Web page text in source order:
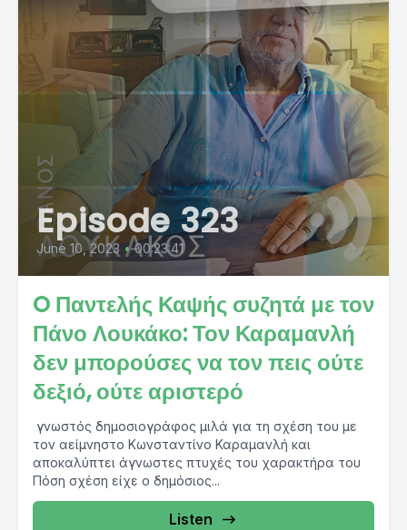
Episode 323
June 10, 2023 • 00:23:41
O Παντελής Καψής συζητά με τον
Πάνο Λουκάκο: Τον Καραμανλή
δεν μπορούσες να τον πεις ούτε
δεξιό, ούτε αριστερό
γνωστός δημοσιογράφος μιλά για τη σχέση του με
τον αείμνηστο Κωνσταντίνο Καραμανλή και
αποκαλύπτει άγνωστες πτυχές του χαρακτήρα του
Πόση σχέση είχε ο δημόσιος...
Listen